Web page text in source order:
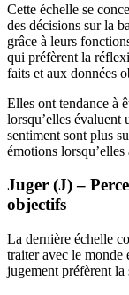
Cette échelle se
des décisions sur la
grâce à leurs
qui préfèrent la
faits et aux données
Elles ont tendance à
lorsqu’elles évaluent
sentiment sont plus
émotions
Juger (J) –
objectifs
La dernière échelle
traiter avec le monde
jugement préfèrent la